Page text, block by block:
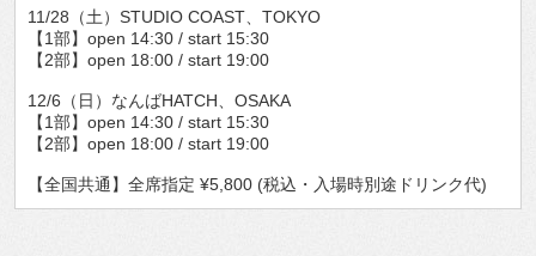
11/28（土）STUDIO COAST、TOKYO
【1部】open 14:30 / start 15:30
【2部】open 18:00 / start 19:00
12/6（日）なんばHATCH、OSAKA
【1部】open 14:30 / start 15:30
【2部】open 18:00 / start 19:00
【全国共通】全席指定 ¥5,800 (税込・入場時別途ドリンク代)